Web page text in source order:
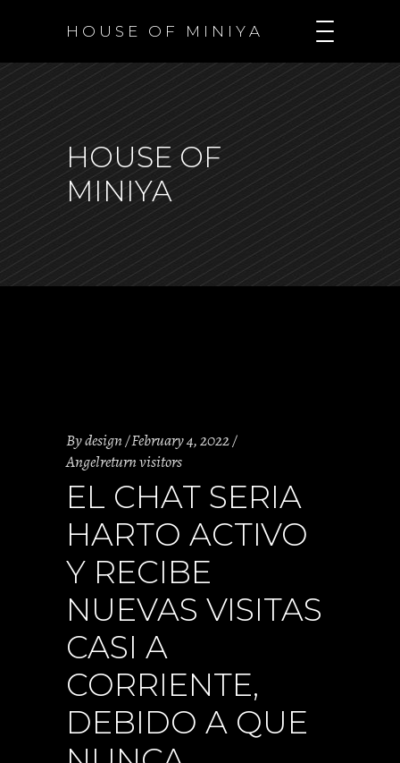
H O U S E O F M I N I Y A
HOUSE OF
MINIYA
Bydesign February 4, 2022
Angelreturn visitors
EL CHAT SERI­A
HARTO ACTIVO
Y RECIBE
NUEVAS VISITAS
CASI A
CORRIENTE,
DEBIDO A QUE